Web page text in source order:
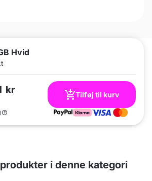
Hvid
kr Tilføj til kurv
i denne kategori